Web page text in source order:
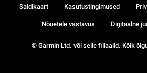
© Garmin Ltd. või selle filiaalid. Kõik
Saidikaart Kasutustingimused
Nõuetele vastavus Digitaalne